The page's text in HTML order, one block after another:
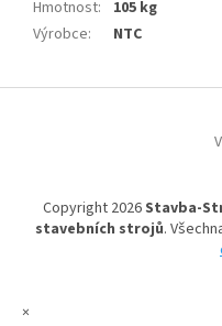
Hmotnost:
105 kg
Výrobce: NTC
Copyright 2026Stavba-
stavebních strojů.
×